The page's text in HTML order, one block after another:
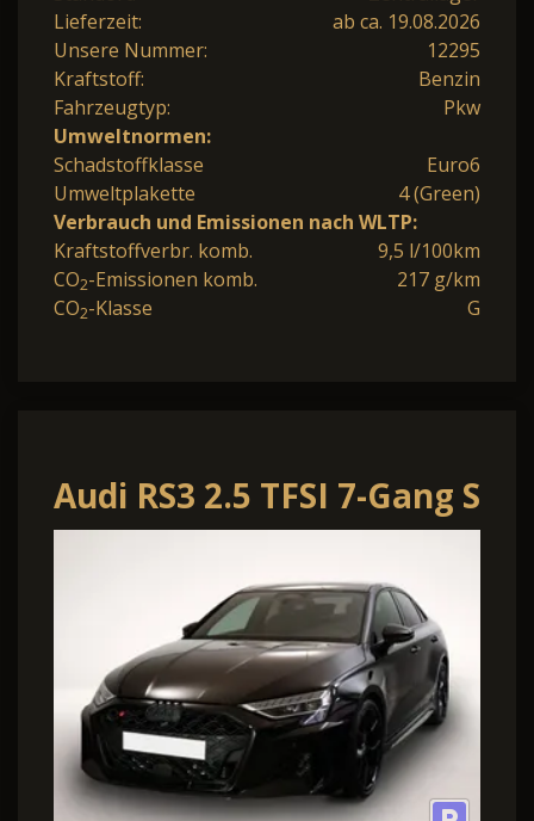
Lieferzeit:
ab ca. 19.08.2026
Unsere Nummer:
12295
Kraftstoff:
Benzin
Fahrzeugtyp:
Pkw
Umweltnormen:
Schadstoffklasse
Euro6
Umweltplakette
4 (Green)
Verbrauch und Emissionen nach WLTP:
Kraftstoffverbr. komb.
9,5 l/100km
CO2-Emissionen komb.
217 g/km
CO2-Klasse G
Audi RS3 2.5 TFSI 7-Gang S
tronic quattro